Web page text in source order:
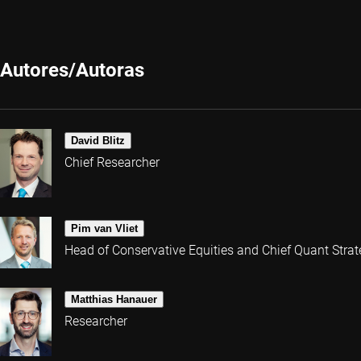
Autores/Autoras
David Blitz
Chief Researcher
Pim van Vliet
Head of Conservative Equities and Chief Quant
Matthias Hanauer
Researcher